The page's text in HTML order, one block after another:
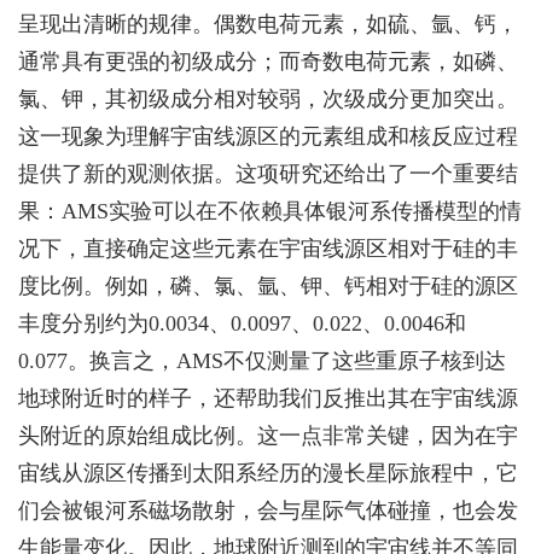
呈现出清晰的规律。偶数电荷元素，如硫、氩、钙，
通常具有更强的初级成分；而奇数电荷元素，如磷、
氯、钾，其初级成分相对较弱，次级成分更加突出。
这一现象为理解宇宙线源区的元素组成和核反应过程
提供了新的观测依据。这项研究还给出了一个重要结
果： AMS实验可以在不依赖具体银河系传播模型的情
况下，直接确定这些元素在宇宙线源区相对于硅的丰
度比例。例如，磷、氯、氩、钾、钙相对于硅的源区
丰度分别约为0.0034、 0.0097、 0.022、 0.0046和
0.077。换言之， AMS不仅测量了这些重原子核到达
地球附近时的样子，还帮助我们 反推出其在宇宙线源
头附近的原始组成比例。这一点非常关键 ，因为在宇
宙线从源区传播到太阳系经历的漫长星际旅程中， 它
们会被银河系磁场散射，会与星际气体碰撞，也会发
生能量变化。因此，地球附近测到的宇宙线并不等同